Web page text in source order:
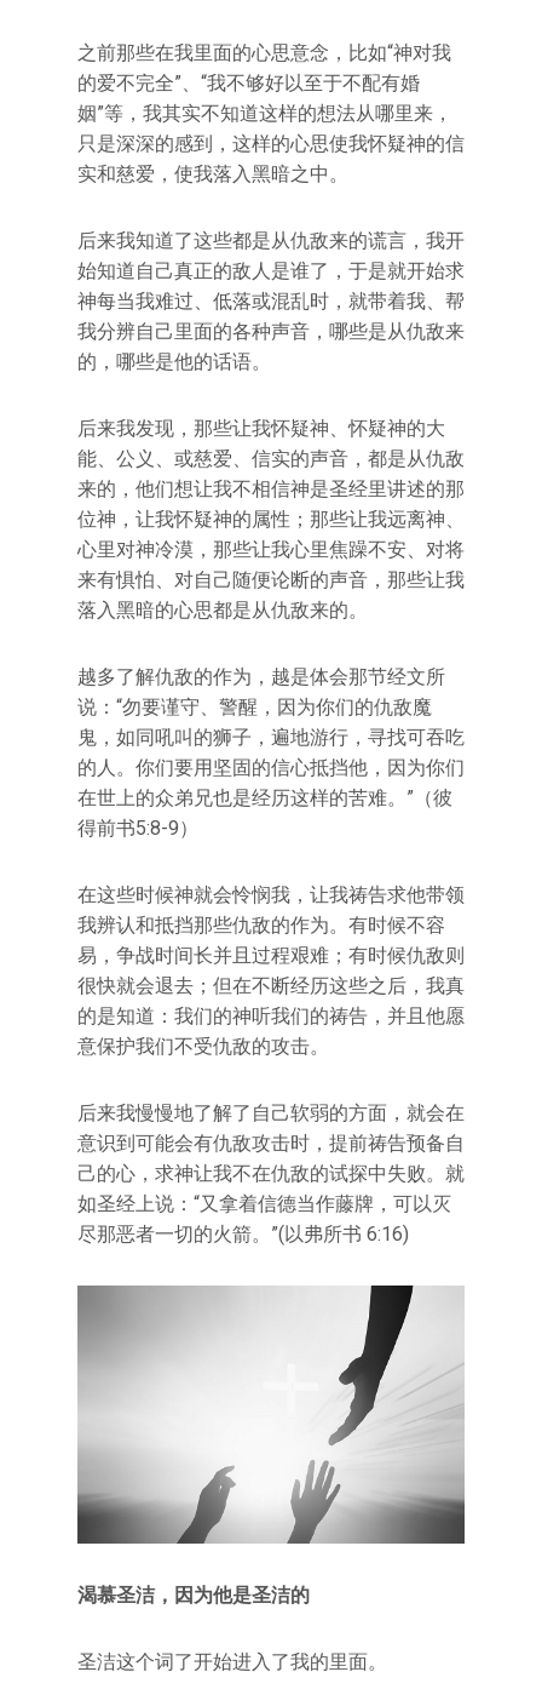
之前那些在我里面的心思意念，比如“神对我
的爱不完全”、“我不够好以至于不配有婚
姻”等，我其实不知道这样的想法从哪里来，
只是深深的感到，这样的心思使我怀疑神的信
实和慈爱，使我落入黑暗之中。
后来我知道了这些都是从仇敌来的谎言，我开
始知道自己真正的敌人是谁了，于是就开始求
神每当我难过、低落或混乱时，就带着我、帮
我分辨自己里面的各种声音，哪些是从仇敌来
的，哪些是他的话语。
后来我发现，那些让我怀疑神、怀疑神的大
能、公义、或慈爱、信实的声音，都是从仇敌
来的，他们想让我不相信神是圣经里讲述的那
位神，让我怀疑神的属性；那些让我远离神、
心里对神冷漠，那些让我心里焦躁不安、对将
来有惧怕、对自己随便论断的声音，那些让我
落入黑暗的心思都是从仇敌来的。
越多了解仇敌的作为，越是体会那节经文所
说：“勿要谨守、警醒，因为你们的仇敌魔
鬼，如同吼叫的狮子，遍地游行，寻找可吞吃
的人。你们要用坚固的信心抵挡他，因为你们
在世上的众弟兄也是经历这样的苦难。”（彼
得前书5:8-9）
在这些时候神就会怜悯我，让我祷告求他带领
我辨认和抵挡那些仇敌的作为。有时候不容
易，争战时间长并且过程艰难；有时候仇敌则
很快就会退去；但在不断经历这些之后，我真
的是知道：我们的神听我们的祷告，并且他愿
意保护我们不受仇敌的攻击。
后来我慢慢地了解了自己软弱的方面，就会在
意识到可能会有仇敌攻击时，提前祷告预备自
己的心，求神让我不在仇敌的试探中失败。就
如圣经上说：“又拿着信德当作藤牌，可以灭
尽那恶者一切的火箭。”(以弗所书 6:16)
渴慕圣洁，因为他是圣洁的
圣洁这个词了开始进入了我的里面。